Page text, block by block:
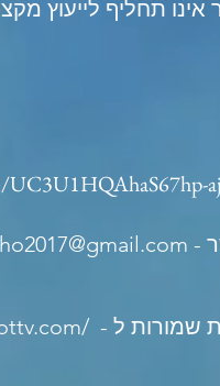
תחליף לייעוץ
-